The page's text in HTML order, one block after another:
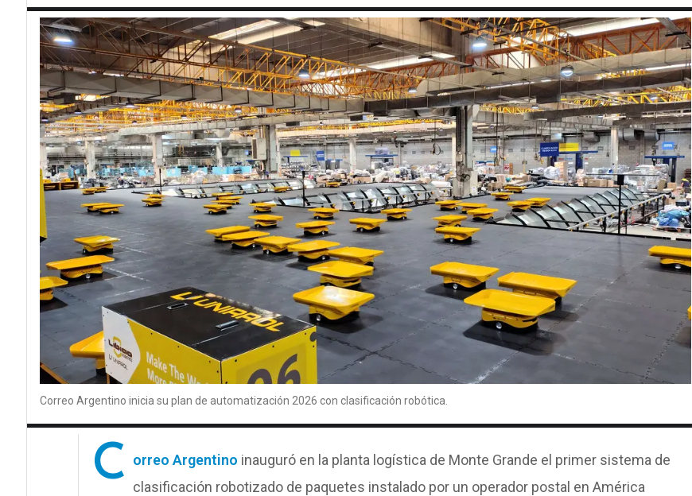
Correo Argentino inicia su plan de automatización 2026 con clasificación robótica.
C orreo Argentino inauguró en la planta logística de Monte Grande el primer sistema de
clasificación robotizado de paquetes instalado por un operador postal en América
Innovación